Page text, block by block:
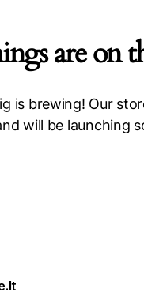
are on
is brewing! Our
will be launching